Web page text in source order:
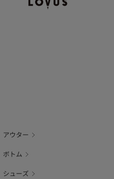
アウター
ボトム
シューズ